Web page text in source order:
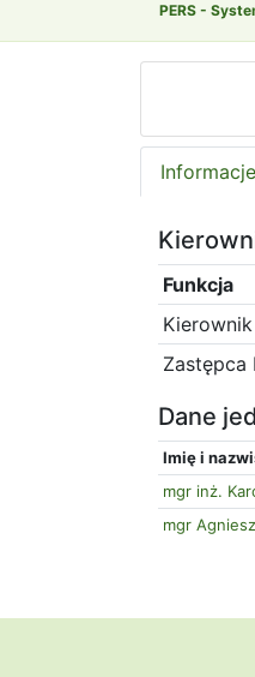
PERS -
Funkcja
Kierownik
Zastępca
Dane
Imię i
mgr inż.
mgr